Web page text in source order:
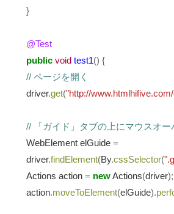
}
@Test
public void test1() {
// ページを開く
driver.get("http://
// 「ガイド」タブの上にマウスオー
WebElement elGuide =
driver.findElement(By.cssSelector(
Actions action = newActions(driver);
action.moveToElement(elGuide).